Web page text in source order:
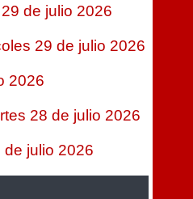
de julio 2026
29 de julio 2026
2026
28 de julio 2026
de julio 2026